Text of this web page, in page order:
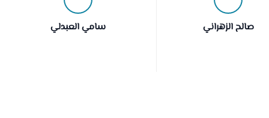
سامي العبدلي صالح الزهراني